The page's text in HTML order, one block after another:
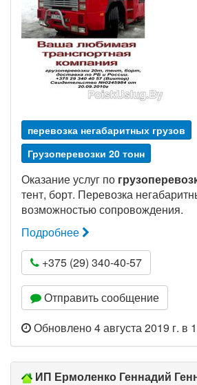
перевозка негабаритных грузов
Грузоперевозки 20 тонн
Оказание услуг по
тент, борт. Перевозка
возможностью сопровождения.
Подробнее
+375 (29) 340-40-57
Отправить сообщение
Обновлено 4 августа 2019 г. в
ИП Ермоленко Геннадий